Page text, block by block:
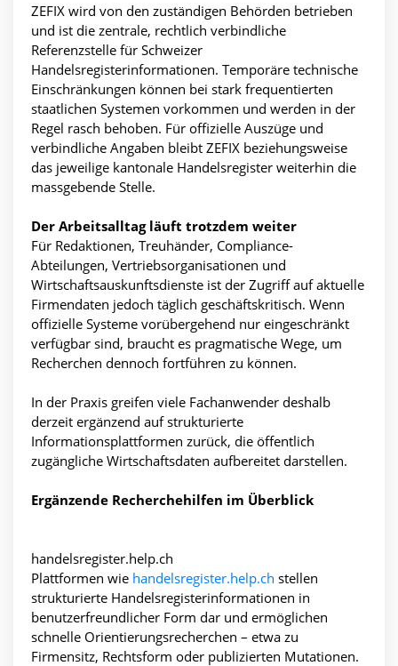
ZEFIX wird von den zuständigen Behörden betrieben
und ist die zentrale, rechtlich verbindliche
Referenzstelle für Schweizer
Handelsregisterinformationen. Temporäre technische
Einschränkungen können bei stark frequentierten
staatlichen Systemen vorkommen und werden in der
Regel rasch behoben. Für offizielle Auszüge und
verbindliche Angaben bleibt ZEFIX beziehungsweise
das jeweilige kantonale Handelsregister weiterhin die
massgebende Stelle.
Der Arbeitsalltag läuft trotzdem weiter
Für Redaktionen, Treuhänder, Compliance-
Abteilungen, Vertriebsorganisationen und
Wirtschaftsauskunftsdienste ist der Zugriff auf aktuelle
Firmendaten jedoch täglich geschäftskritisch. Wenn
offizielle Systeme vorübergehend nur eingeschränkt
verfügbar sind, braucht es pragmatische Wege, um
Recherchen dennoch fortführen zu können.
In der Praxis greifen viele Fachanwender deshalb
derzeit ergänzend auf strukturierte
Informationsplattformen zurück, die öffentlich
zugängliche Wirtschaftsdaten aufbereitet darstellen.
Ergänzende Recherchehilfen im Überblick
handelsregister.help.ch
Plattformen wie handelsregister.help.ch stellen
strukturierte Handelsregisterinformationen in
benutzerfreundlicher Form dar und ermöglichen
schnelle Orientierungsrecherchen – etwa zu
Firmensitz, Rechtsform oder publizierten Mutationen.